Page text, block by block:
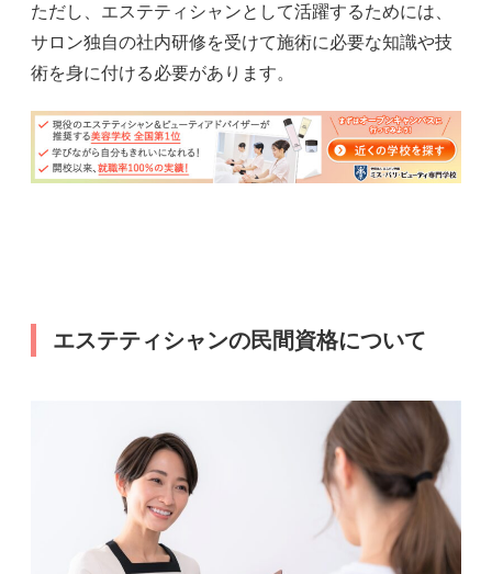
ただし、エステティシャンとして活躍するためには、
サロン独自の社内研修を受けて施術に必要な知識や技
術を身に付ける必要があります。
エステティシャンの民間資格について